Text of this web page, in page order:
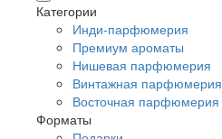
Категории
Инди-парфюмерия
Премиум ароматы
Нишевая парфюмерия
Винтажная парфюмерия
Восточная парфюмерия
Форматы